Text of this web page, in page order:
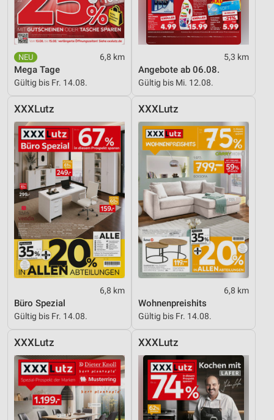
6,8 km
Mega Tage
Gültig bis Fr. 14.08.
5,3 km
Angebote ab 06.08.
Gültig bis Mi. 12.08.
XXXLutz
6,8 km
Büro Spezial
Gültig bis Fr. 14.08.
XXXLutz
6,8 km
Wohnenpreishits
Gültig bis Fr. 14.08.
XXXLutz XXXLutz